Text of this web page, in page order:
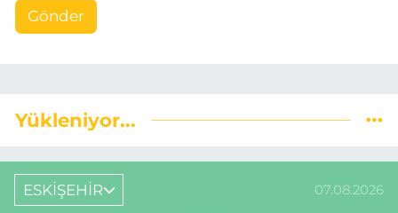
Gönder
Yükleniyor...
ESKİŞEHİR 07.08.2026